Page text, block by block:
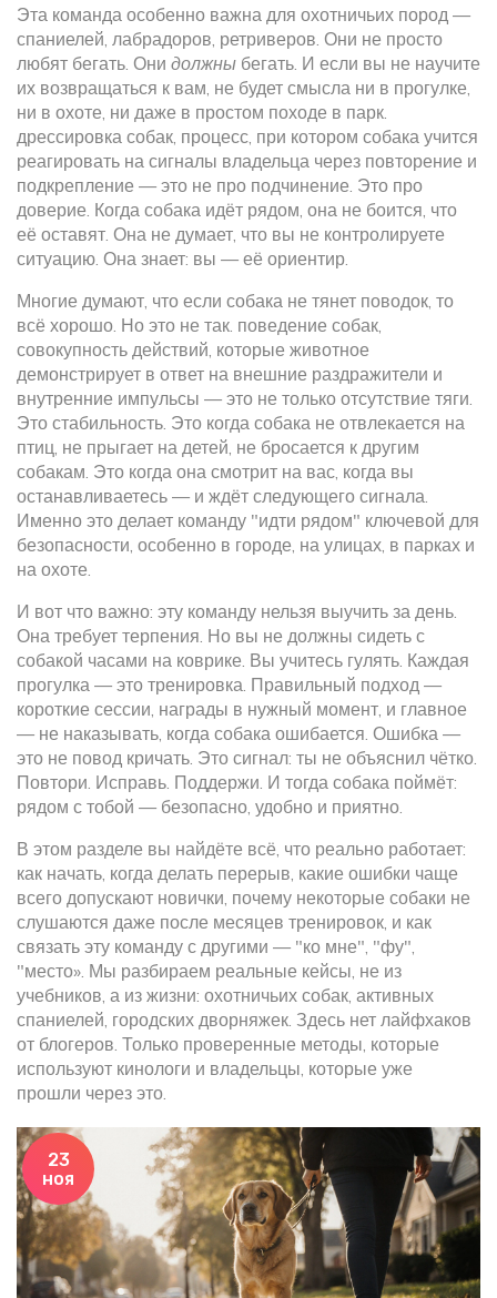
Эта команда особенно важна для охотничьих пород —
спаниелей, лабрадоров, ретриверов. Они не просто
любят бегать. Они должны бегать. И если вы не научите
их возвращаться к вам, не будет смысла ни в прогулке,
ни в охоте, ни даже в простом походе в парк.
дрессировка собак, процесс, при котором собака учится
реагировать на сигналы владельца через повторение и
подкрепление — это не про подчинение. Это про
доверие. Когда собака идёт рядом, она не боится, что
её оставят. Она не думает, что вы не контролируете
ситуацию. Она знает: вы — её ориентир.
Многие думают, что если собака не тянет поводок, то
всё хорошо. Но это не так. поведение собак,
совокупность действий, которые животное
демонстрирует в ответ на внешние раздражители и
внутренние импульсы — это не только отсутствие тяги.
Это стабильность. Это когда собака не отвлекается на
птиц, не прыгает на детей, не бросается к другим
собакам. Это когда она смотрит на вас, когда вы
останавливаетесь — и ждёт следующего сигнала.
Именно это делает команду "идти рядом" ключевой для
безопасности, особенно в городе, на улицах, в парках и
на охоте.
И вот что важно: эту команду нельзя выучить за день.
Она требует терпения. Но вы не должны сидеть с
собакой часами на коврике. Вы учитесь гулять. Каждая
прогулка — это тренировка. Правильный подход —
короткие сессии, награды в нужный момент, и главное
— не наказывать, когда собака ошибается. Ошибка —
это не повод кричать. Это сигнал: ты не объяснил чётко.
Повтори. Исправь. Поддержи. И тогда собака поймёт:
рядом с тобой — безопасно, удобно и приятно.
В этом разделе вы найдёте всё, что реально работает:
как начать, когда делать перерыв, какие ошибки чаще
всего допускают новички, почему некоторые собаки не
слушаются даже после месяцев тренировок, и как
связать эту команду с другими — "ко мне", "фу",
"место». Мы разбираем реальные кейсы, не из
учебников, а из жизни: охотничьих собак, активных
спаниелей, городских дворняжек. Здесь нет лайфхаков
от блогеров. Только проверенные методы, которые
используют кинологи и владельцы, которые уже
прошли через это.
23
ноя